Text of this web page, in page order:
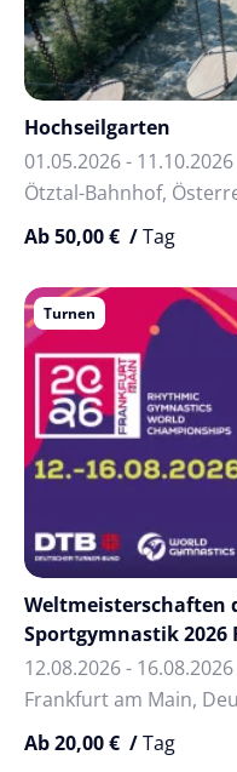
Hochseilgarten
01.05.2026 - 11.10.2026
Ötztal-Bahnhof,
Ab 50,00 € /Tag
Turnen
Weltmeisterschaften
Sportgymnastik
12.08.2026 - 16.08.2026
Frankfurt am Main,
Ab 20,00 € /Tag